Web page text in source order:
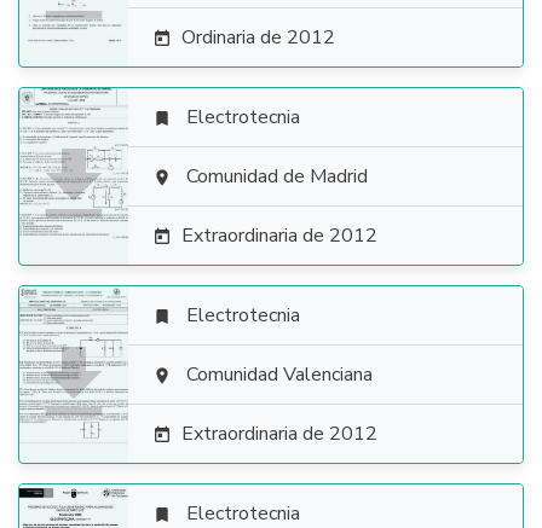
 Ordinaria de 2012

 Electrotecnia
 Comunidad de Madrid
 Extraordinaria de 2012

 Electrotecnia
 Comunidad Valenciana
 Extraordinaria de 2012
 Electrotecnia